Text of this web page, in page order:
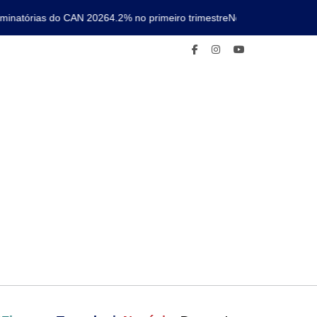
do CAN 20264.2% no primeiro trimestreNova linha de metro